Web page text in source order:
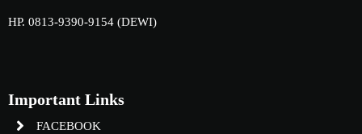
HP. 0813-9390-9154 (DEWI)
Important Links
FACEBOOK